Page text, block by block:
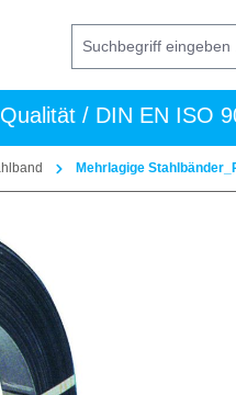
Qualität / DIN EN ISO
Mehrlagige